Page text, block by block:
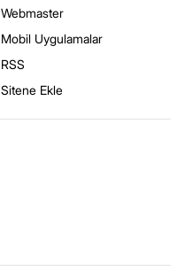
Webmaster
Mobil Uygulamalar
RSS
Sitene Ekle